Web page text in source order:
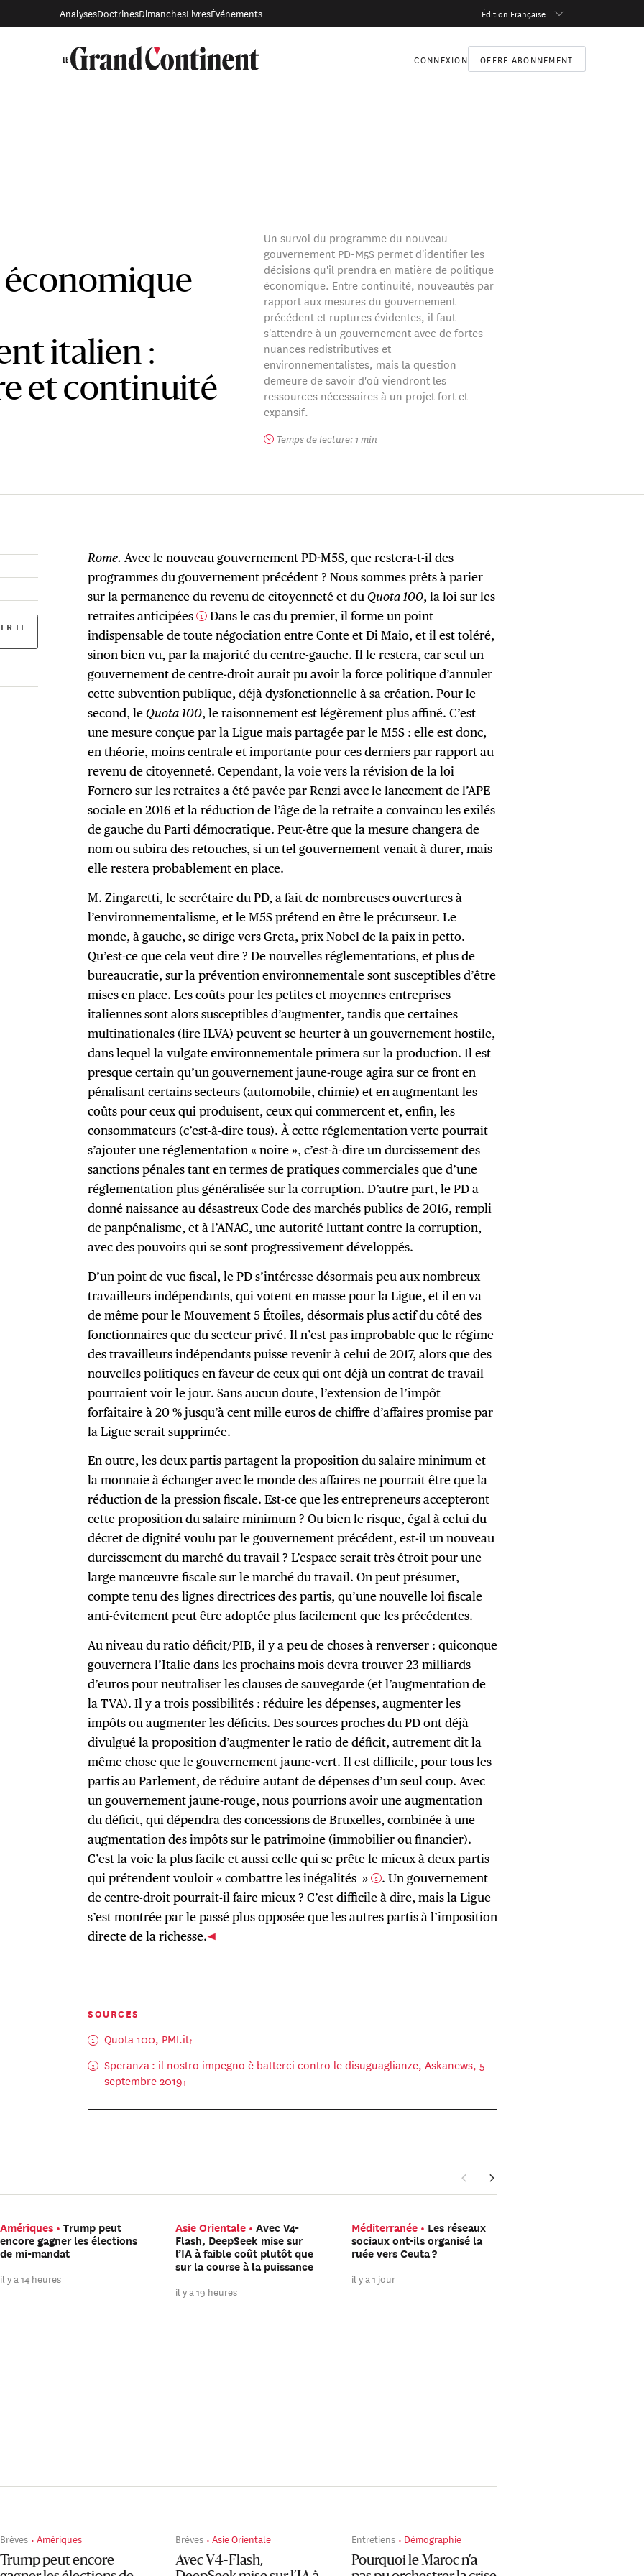
AnalysesDoctrinesDimanchesLivresÉvénements Édition Française
CONNEXION OFFRE ABONNEMENT
italien :
et continuité
Un survol du programme du nouveau
gouvernement PD-M5S permet d'identifier les
décisions qu'il prendra en matière de politique
économique. Entre continuité, nouveautés par
rapport aux mesures du gouvernement
précédent et ruptures évidentes, il faut
s'attendre à un gouvernement avec de fortes
nuances redistributives et
environnementalistes, mais la question
demeure de savoir d'où viendront les
ressources nécessaires à un projet fort et
expansif.
Temps de lecture: 1 min
LE
Rome. Avec le nouveau gouvernement PD-M5S, que restera-t-il des
programmes du gouvernement précédent ? Nous sommes prêts à parier
sur la permanence du revenu de citoyenneté et duQuota 100, la loi sur les
retraites anticipées 1 Dans le cas du premier, il forme un point
indispensable de toute négociation entre Conte et Di Maio, et il est toléré,
sinon bien vu, par la majorité du centre-gauche. Il le restera, car seul un
gouvernement de centre-droit aurait pu avoir la force politique d’annuler
cette subvention publique, déjà dysfonctionnelle à sa création. Pour le
second, leQuota 100, le raisonnement est légèrement plus affiné. C’est
une mesure conçue par la Ligue mais partagée par le M5S : elle est donc,
en théorie, moins centrale et importante pour ces derniers par rapport au
revenu de citoyenneté. Cependant, la voie vers la révision de la loi
Fornero sur les retraites a été pavée par Renzi avec le lancement de l’APE
sociale en 2016 et la réduction de l’âge de la retraite a convaincu les exilés
de gauche du Parti démocratique. Peut-être que la mesure changera de
nom ou subira des retouches, si un tel gouvernement venait à durer, mais
elle restera probablement en place.
M. Zingaretti, le secrétaire du PD, a fait de nombreuses ouvertures à
l’environnementalisme, et le M5S prétend en être le précurseur. Le
monde, à gauche, se dirige vers Greta, prix Nobel de la paix in petto.
Qu’est-ce que cela veut dire ? De nouvelles réglementations, et plus de
bureaucratie, sur la prévention environnementale sont susceptibles d’être
mises en place. Les coûts pour les petites et moyennes entreprises
italiennes sont alors susceptibles d’augmenter, tandis que certaines
multinationales (lire ILVA) peuvent se heurter à un gouvernement hostile,
dans lequel la vulgate environnementale primera sur la production. Il est
presque certain qu’un gouvernement jaune-rouge agira sur ce front en
pénalisant certains secteurs (automobile, chimie) et en augmentant les
coûts pour ceux qui produisent, ceux qui commercent et, enfin, les
consommateurs (c’est-à-dire tous). À cette réglementation verte pourrait
s’ajouter une réglementation « noire », c’est-à-dire un durcissement des
sanctions pénales tant en termes de pratiques commerciales que d’une
réglementation plus généralisée sur la corruption. D’autre part, le PD a
donné naissance au désastreux Code des marchés publics de 2016, rempli
de panpénalisme, et à l’ANAC, une autorité luttant contre la corruption,
avec des pouvoirs qui se sont progressivement développés.
D’un point de vue fiscal, le PD s’intéresse désormais peu aux nombreux
travailleurs indépendants, qui votent en masse pour la Ligue, et il en va
de même pour le Mouvement 5 Étoiles, désormais plus actif du côté des
fonctionnaires que du secteur privé. Il n’est pas improbable que le régime
des travailleurs indépendants puisse revenir à celui de 2017, alors que des
nouvelles politiques en faveur de ceux qui ont déjà un contrat de travail
pourraient voir le jour. Sans aucun doute, l’extension de l’impôt
forfaitaire à 20 % jusqu’à cent mille euros de chiffre d’affaires promise par
la Ligue serait supprimée.
En outre, les deux partis partagent la proposition du salaire minimum et
la monnaie à échanger avec le monde des affaires ne pourrait être que la
réduction de la pression fiscale. Est-ce que les entrepreneurs accepteront
cette proposition du salaire minimum ? Ou bien le risque, égal à celui du
décret de dignité voulu par le gouvernement précédent, est-il un nouveau
durcissement du marché du travail ? L’espace serait très étroit pour une
large manœuvre fiscale sur le marché du travail. On peut présumer,
compte tenu des lignes directrices des partis, qu’une nouvelle loi fiscale
anti-évitement peut être adoptée plus facilement que les précédentes.
Au niveau du ratio déficit/PIB, il y a peu de choses à renverser : quiconque
gouvernera l’Italie dans les prochains mois devra trouver 23 milliards
d’euros pour neutraliser les clauses de sauvegarde (et l’augmentation de
la TVA). Il y a trois possibilités : réduire les dépenses, augmenter les
impôts ou augmenter les déficits. Des sources proches du PD ont déjà
divulgué la proposition d’augmenter le ratio de déficit, autrement dit la
même chose que le gouvernement jaune-vert. Il est difficile, pour tous les
partis au Parlement, de réduire autant de dépenses d’un seul coup. Avec
un gouvernement jaune-rouge, nous pourrions avoir une augmentation
du déficit, qui dépendra des concessions de Bruxelles, combinée à une
augmentation des impôts sur le patrimoine (immobilier ou financier).
C’est la voie la plus facile et aussi celle qui se prête le mieux à deux partis
qui prétendent vouloir « combattre les inégalités » 2 . Un gouvernement
de centre-droit pourrait-il faire mieux ? C’est difficile à dire, mais la Ligue
s’est montrée par le passé plus opposée que les autres partis à l’imposition
directe de la richesse.
SOURCES
Quota 100, PMI.it
Speranza : il nostro impegno è batterci contro le disuguaglianze, Askanews, 5
septembre 2019
Amériques
Trump peut
encore gagner les élections
de mi-mandat
il y a 14 heures
Asie Orientale
Avec V4-
Flash, DeepSeek mise sur
l’IA à faible coût plutôt que
sur la course à la puissance
il y a 19 heures
Méditerranée
Les réseaux
sociaux ont-ils organisé la
ruée vers Ceuta ?
il y a 1 jour
Brèves Amériques
Trump peut encore
Brèves Asie Orientale
Avec V4-Flash,
Entretiens Démographie
Pourquoi le Maroc n’a